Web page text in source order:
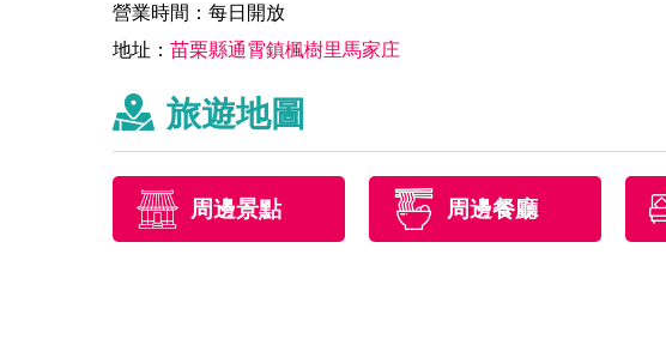
營業時間：每日開放
地址：苗栗縣通霄鎮楓樹里馬家庄
旅遊地圖
周邊景點 周邊餐廳